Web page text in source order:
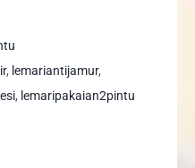
, lemariantijamur,
, lemaripakaian2pintu